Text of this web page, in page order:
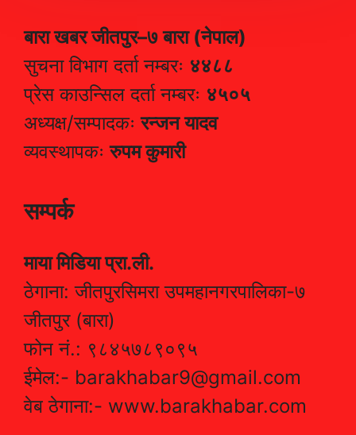
बारा खबर जीतपुर–७ बारा (नेपाल)
सुचना विभाग दर्ता नम्बरः ४४८८
प्रेस काउन्सिल दर्ता नम्बरः ४५०५
अध्यक्ष/सम्पादकःरन्जन यादव
व्यवस्थापकःरुपम कुमारी
सम्पर्क
माया मिडिया प्रा.ली.
ठेगाना: जीतपुरसिमरा उपमहानगरपालिका-७
जीतपुर (बारा)
फोन नं.: ९८४५७८९०९५
ईमेल:- barakhabar9@gmail.com
वेब ठेगाना:- www.barakhabar.com